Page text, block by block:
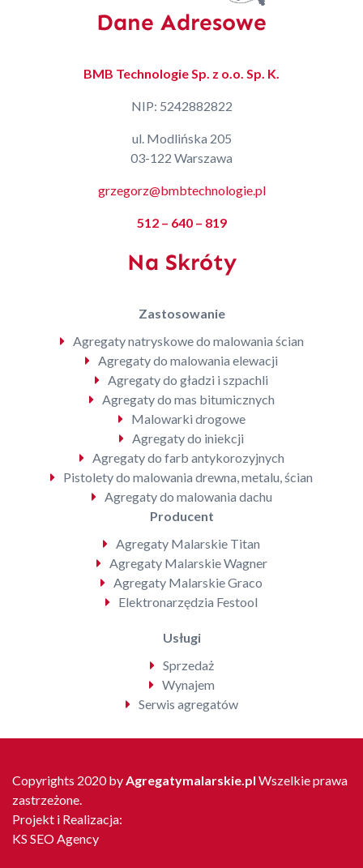
Dane Adresowe
BMB Technologie Sp. z o.o. Sp. K.
NIP: 5242882822
ul. Modlińska 205
03-122 Warszawa
grzegorz@bmbtechnologie.pl
512 – 640 – 819
Na Skróty
Zastosowanie
Agregaty natryskowe do malowania ścian
Agregaty do malowania elewacji
Agregaty do gładzi i szpachli
Agregaty do mas bitumicznych
Malowarki drogowe
Agregaty do iniekcji
Agregaty do farb antykorozyjnych
Pistolety do malowania drewna, metalu, ścian
Agregaty do malowania dachu
Producent
Agregaty Malarskie Titan
Agregaty Malarskie Wagner
Agregaty Malarskie Graco
Elektronarzędzia Festool
Usługi
Sprzedaż
Wynajem
Serwis agregatów
Copyrights 2020 byAgregatymalarskie.pl Wszelkie prawa
zastrzeżone.
Projekt i Realizacja:
KS SEO Agency